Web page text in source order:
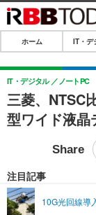
ホーム
IT・デジタル
IT・デジタ
ショッピ
SPEED TEST
エンタメ
ライフTOP
リリース一覧
ホーム IT・デ
三菱、NTSC
型ワイド液晶
IT・デジタル ノートPC
注目記事
10G光回線導